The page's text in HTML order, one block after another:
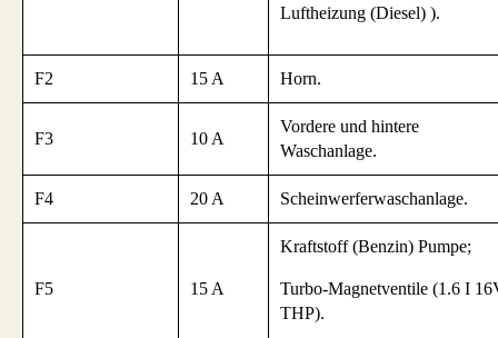
Luftheizung (Diesel) ).
F2 15 A Horn.
F3 10 A
Vordere und hintere
Waschanlage.
F4 20 A Scheinwerferwaschanlage.
F5 15 A
Kraftstoff (Benzin) Pumpe;
Turbo-Magnetventile (1.6 I
THP).